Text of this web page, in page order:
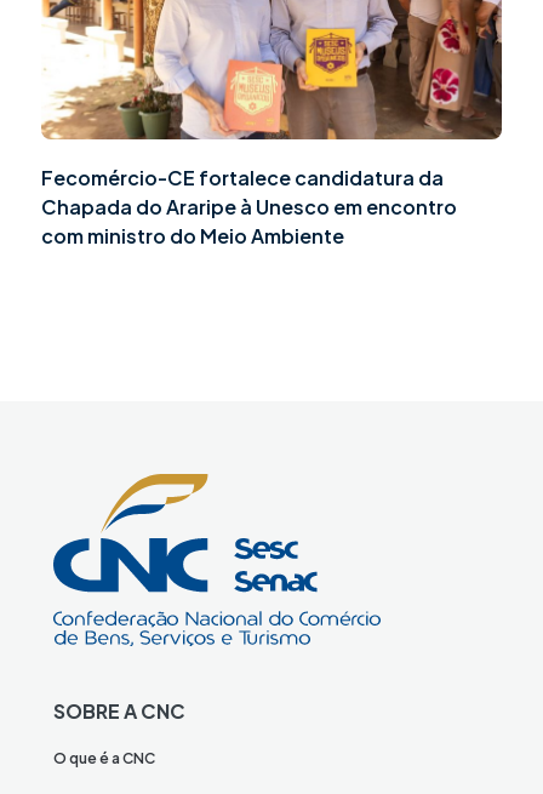
Fecomércio-CE fortalece candidatura da
Chapada do Araripe à Unesco em encontro
com ministro do Meio Ambiente
SOBRE A CNC
O que é a CNC